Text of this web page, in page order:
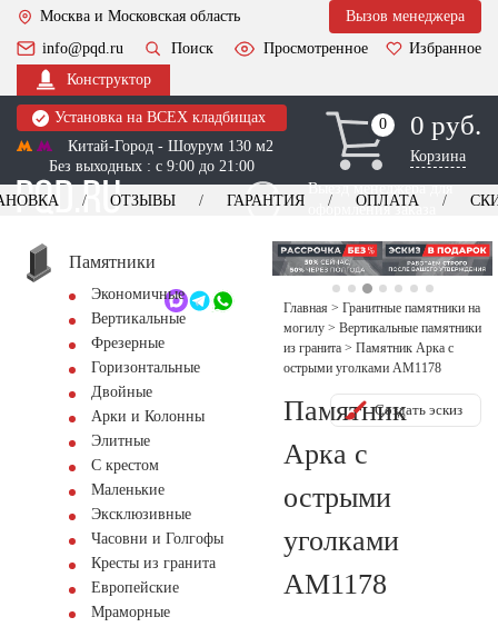
Москва и Московская область
Вызов менеджера
info@pqd.ru
Поиск Просмотренное
Избранное
Конструктор
Установка на ВСЕХ кладбищах
Китай-Город - Шоурум 130 м2
Без выходных : с 9:00 до 21:00
0
0 0 руб.
Корзина
Выезд менеджера для
оформления заказа
+7 (495) 518-44-23
Обратный звонок
ОТЗЫВЫ ГАРАНТИЯ ОПЛАТА
Памятники
Экономичные
Вертикальные
Фрезерные
Горизонтальные
Двойные
Арки и Колонны
Элитные
С крестом
Маленькие
Эксклюзивные
Часовни и Голгофы
Кресты из гранита
Европейские
Мраморные
Главная > Гранитные памятники на
могилу > Вертикальные памятники
из гранита > Памятник Арка с
острыми уголками AM1178
Памятник
Арка с
острыми
уголками
AM1178
Создать эскиз